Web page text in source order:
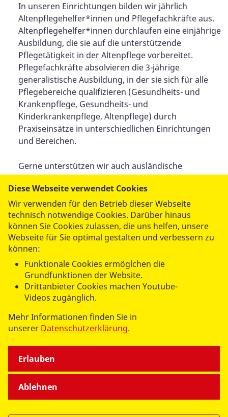
In unseren Einrichtungen bilden wir jährlich
Altenpflegehelfer*innen und Pflegefachkräfte aus.
Altenpflegehelfer*innen durchlaufen eine einjährige
Ausbildung, die sie auf die unterstützende
Pflegetätigkeit in der Altenpflege vorbereitet.
Pflegefachkräfte absolvieren die 3-jährige
generalistische Ausbildung, in der sie sich für alle
Pflegebereiche qualifizieren (Gesundheits- und
Krankenpflege, Gesundheits- und
Kinderkrankenpflege, Altenpflege) durch
Praxiseinsätze in unterschiedlichen Einrichtungen
und Bereichen.
Gerne unterstützen wir auch ausländische
Fachkräfte dabei, die Ausbildung in Deutschland in
einer unserer Einrichtungen zu beginnen.
Diese Webseite verwendet Cookies
Wir verwenden für den Betrieb dieser Webseite
technisch notwendige Cookies. Darüber hinaus
können Sie Cookies zulassen, die uns helfen, unsere
Webseite für Sie optimal gestalten und verbessern zu
können:
Funktionale Cookies ermöglchen die
Grundfunktionen der Website.
Drittanbieter Cookies machen Youtube-
Videos zugänglich.
Mehr Informationen finden Sie in
unserer Datenschutzerklärung.
Ablehnen
Erlauben